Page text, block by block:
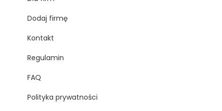
Dodaj firmę
Kontakt
Regulamin
FAQ
Polityka prywatności